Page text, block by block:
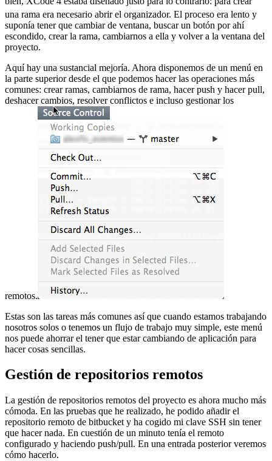
una rama era necesario abrir el organizador. El proceso era lento y
suponía tener que cambiar de ventana, buscar un botón por ahí
escondido, crear la rama, cambiarnos a ella y volver a la ventana del
proyecto.
Aquí hay una sustancial mejoría. Ahora disponemos de un menú en
la parte superior desde el que podemos hacer las operaciones más
comunes: crear ramas, cambiarnos de rama, hacer push y hacer pull,
deshacer cambios, resolver conflictos e incluso gestionar los
remotos.
Estas son las tareas más comunes así que cuando estamos trabajando
nosotros solos o tenemos un flujo de trabajo muy simple, este menú
nos puede ahorrar el tener que estar cambiando de aplicación para
hacer cosas sencillas.
Gestión de repositorios remotos
La gestión de repositorios remotos del proyecto es ahora mucho más
cómoda. En las pruebas que he realizado, he podido añadir el
repositorio remoto de bitbucket y ha cogido mi clave SSH sin tener
que hacer nada. En cuestión de un minuto tenía el remoto
configurado y haciendo push/pull. En una entrada posterior veremos
cómo hacerlo.